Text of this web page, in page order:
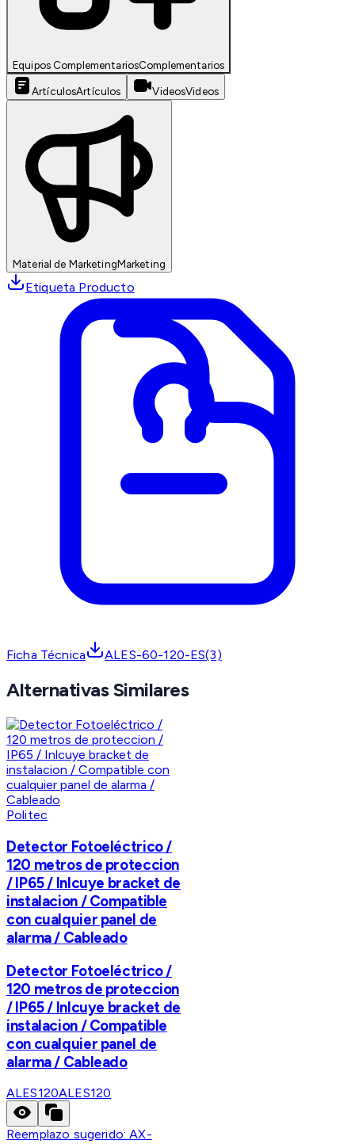
Equipos ComplementariosComplementarios
ArtículosArtículos VideosVideos
Material de MarketingMarketing
Etiqueta Producto
Ficha Técnica ALES-60-120-ES(3)
Alternativas Similares
Politec
Detector Fotoeléctrico /
120 metros de proteccion
/ IP65 / Inlcuye bracket de
instalacion / Compatible
con cualquier panel de
alarma / Cableado
Detector Fotoeléctrico /
120 metros de proteccion
/ IP65 / Inlcuye bracket de
instalacion / Compatible
con cualquier panel de
alarma / Cableado
ALES120ALES120
Reemplazo sugerido:AX-